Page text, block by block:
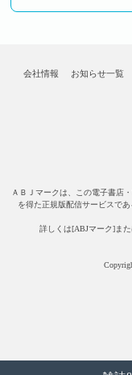
会社情報 お知らせ一覧
ＡＢＪマークは、この電子書店
を得た正規版配信サービスで
詳しくは[ABJマーク]ま